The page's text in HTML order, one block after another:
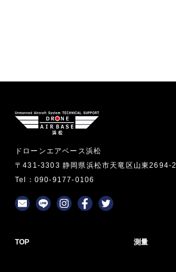
ドローンエアベース浜松
〒431-3303 静岡県浜松市天竜区山東2694-2
Tel：090-9177-0106
TOP 測量